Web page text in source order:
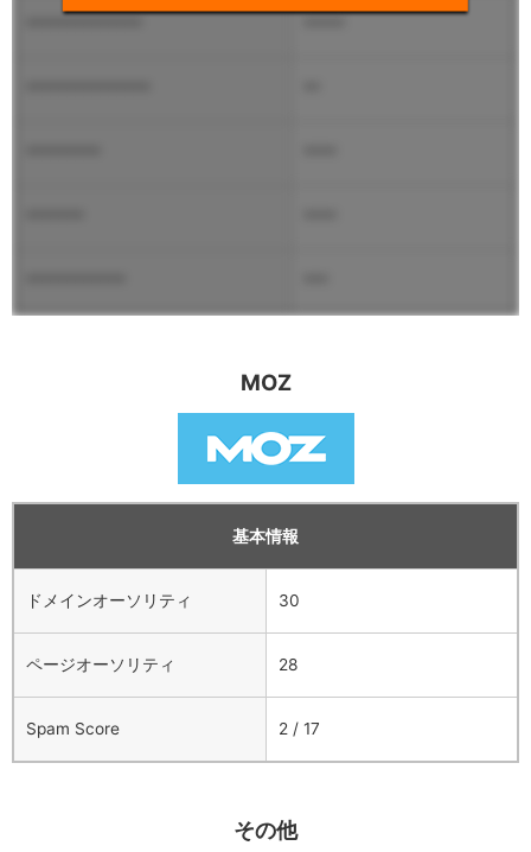
MOZ
基本情報
ドメインオーソリティ 30
ページオーソリティ 28
Spam Score 2 / 17
その他